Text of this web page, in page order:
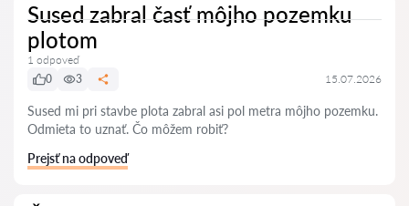
Sused zabral časť môjho pozemku
plotom
1 odpoveď
0
3 15.07.2026
Sused mi pri stavbe plota zabral asi pol metra môjho pozemku.
Odmieta to uznať. Čo môžem robiť?
Prejsť na odpoveď